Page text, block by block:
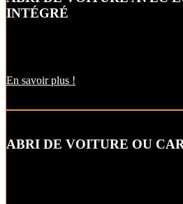
INTÉGRÉ
En savoir plus !
ABRI DE VOITURE OU